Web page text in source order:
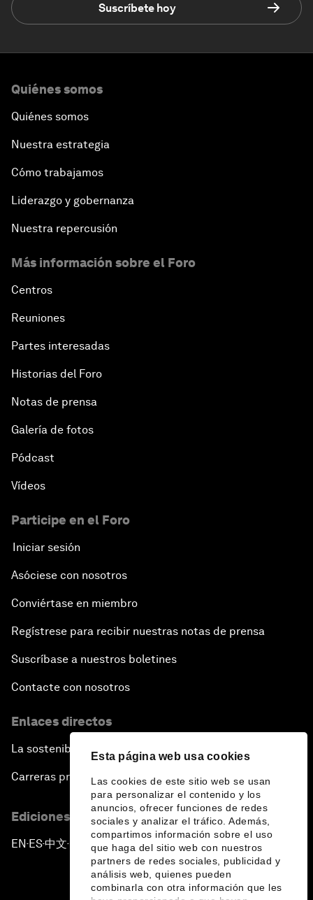
Esta página web usa cookies
Las cookies de este sitio web se usan
para personalizar el contenido y los
anuncios, ofrecer funciones de redes
sociales y analizar el tráfico. Además,
compartimos información sobre el uso
que haga del sitio web con nuestros
partners de redes sociales, publicidad y
análisis web, quienes pueden
combinarla con otra información que les
Suscríbete hoy
Quiénes somos
Quiénes somos
Nuestra estrategia
Cómo trabajamos
Liderazgo y gobernanza
Nuestra repercusión
Más información sobre el Foro
Centros
Reuniones
Partes interesadas
Historias del Foro
Notas de prensa
Galería de fotos
Pódcast
Vídeos
Participe en el Foro
Iniciar sesión
Asóciese con nosotros
Conviértase en miembro
Regístrese para recibir nuestras notas de prensa
Suscríbase a nuestros boletines
Contacte con nosotros
Enlaces directos
La sostenibilidad en el Foro
Carreras profesionales
Ediciones en otros idiomas
EN ▪ ES▪中文▪ 日本語